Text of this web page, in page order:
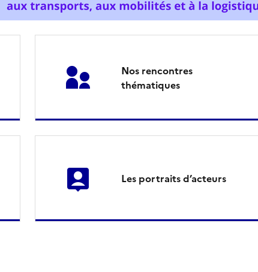
Nos rencontres
thématiques
Les portraits d’acteurs